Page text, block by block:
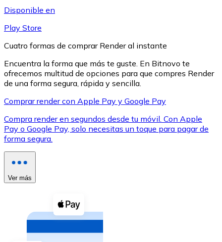
XRP
XRP
Ver todo
Compra criptomonedas con efectivo en tu tienda más
Comprar con efectivo
Disponible en
Play Store
Cuatro formas de comprar Render al instante
Encuentra la forma que más te guste. En Bitnovo te
ofrecemos multitud de opciones para que compres Render
de una forma segura, rápida y sencilla.
Comprar render con Apple Pay y Google Pay
Compra render en segundos desde tu móvil. Con Apple
Pay o Google Pay, solo necesitas un toque para pagar de
forma segura.
Ver más